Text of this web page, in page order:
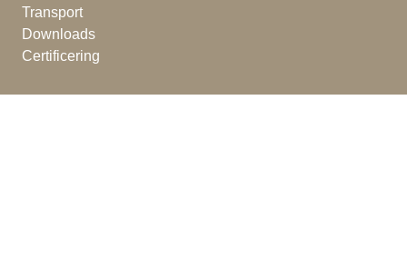
Transport
Downloads
Certificering